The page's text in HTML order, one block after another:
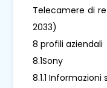
Telecamere di
2033)
8 profili aziendali
8.1Sony
8.1.1